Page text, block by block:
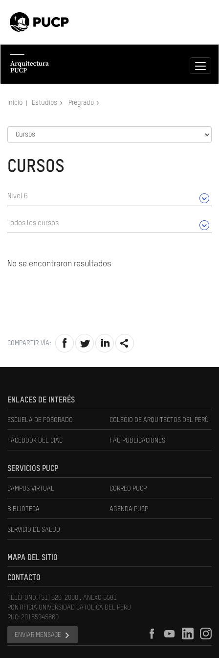
Inicio Estudios Pregrado
CURSOS
Nivel 6
Todos los cursos
No se encontraron resultados
COMPARTIR VÍA:
ENLACES DE INTERÉS
ESCUELA DE POSGRADO COLEGIO DE ARQUITECTOS DEL PERÚ
FACEBOOK DEL CIAC FAU PUBLICACIONES
SERVICIOS PUCP
CAMPUS VIRTUAL CORREO PUCP
BIBLIOTECA AGENDA PUCP
SERVICIO DE SALUD
MAPA DEL SITIO
CONTACTO
TELÉFONO: (51) 626-2000 , ANEXO 5581
PONTIFICIA UNIVERSIDAD CATOLICA DEL PERU
RUC: 20155945860
ENVIAR MENSAJE